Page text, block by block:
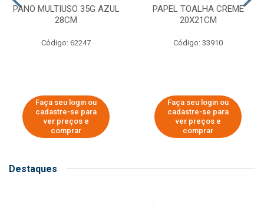
PANO MULTIUSO 35G AZUL
28CM
Código: 62247
Faça seu login ou
cadastre-se para
ver preços e
comprar
PAPEL TOALHA CREME
20X21CM
Código: 33910
Faça seu login ou
cadastre-se para
ver preços e
comprar
Destaques